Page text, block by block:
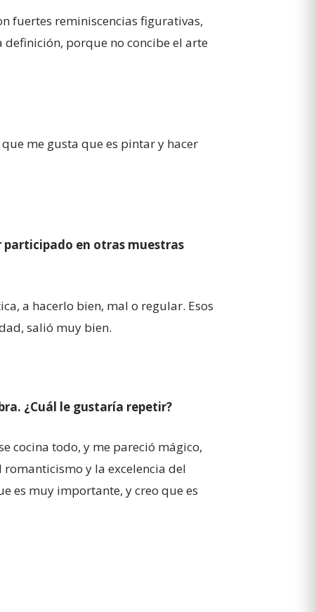
fuertes reminiscencias figurativas,
porque no concibe el arte
me gusta que es pintar y hacer
participado en otras muestras
a hacerlo bien, mal o regular. Esos
salió muy bien.
¿Cuál le gustaría repetir?
cocina todo, y me pareció mágico,
y la excelencia del
es muy importante, y creo que es